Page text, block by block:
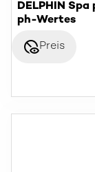
DELPHIN
ph-Wertes
disabled_visiblePreis